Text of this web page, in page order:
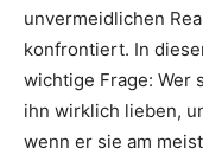
unvermeidlichen
konfrontiert. In
wichtige Frage: Wer
ihn wirklich lieben,
wenn er sie am